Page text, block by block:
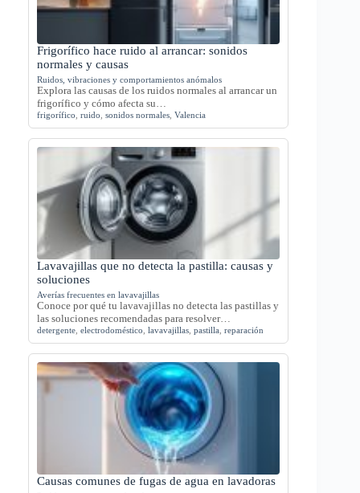
Frigorífico hace ruido al arrancar: sonidos
normales y causas
Ruidos, vibraciones y comportamientos anómalos
Explora las causas de los ruidos normales al arrancar un
frigorífico y cómo afecta su…
frigorífico ruido sonidos normales Valencia
Lavavajillas que no detecta la pastilla: causas y
soluciones
Averías frecuentes en lavavajillas
Conoce por qué tu lavavajillas no detecta las pastillas y
las soluciones recomendadas para resolver…
detergente electrodoméstico lavavajillas pastilla reparación
Causas comunes de fugas de agua en lavadoras